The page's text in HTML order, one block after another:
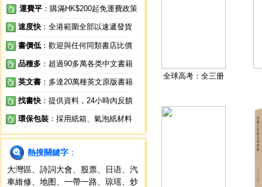
運費平 ：購滿HK$200起免運費政策
速度快 ：全港範圍全部以速遞發貨
書價低 ：歡迎與任何同類書店比價
品種多 ：超過90多萬各类中文書籍
英文書 ：多達20萬種英文原版書籍
找書快 ：提供資料，24小時內反饋
環保包裝 ：採用紙箱、氣泡紙材料
熱搜關鍵字 ：
大灣區
詩詞大會 股票 日语
汽
車維修
地图 一帶一路 琼瑶
炒
全球高考：全三册